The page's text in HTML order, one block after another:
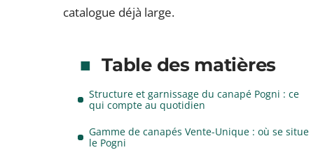
catalogue déjà large.
Table des matières
Structure et garnissage du canapé Pogni : ce
qui compte au quotidien
Gamme de canapés Vente-Unique : où se situe
le Pogni